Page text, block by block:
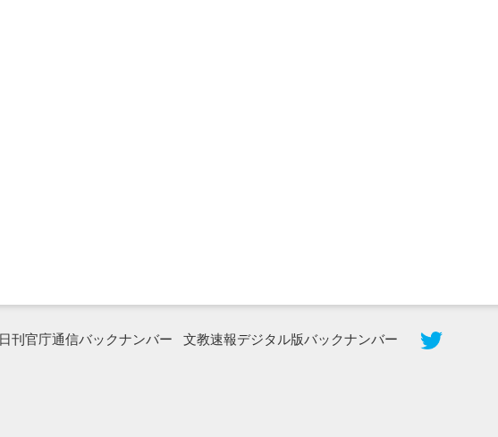
日刊官庁通信バックナンバー 文教速報デジタル版バックナンバー